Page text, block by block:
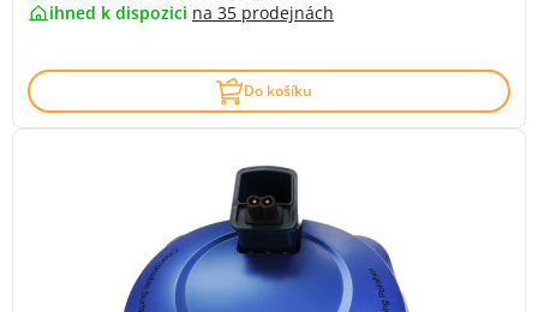
ihned k dispozici na 35 prodejnách
Do košíku